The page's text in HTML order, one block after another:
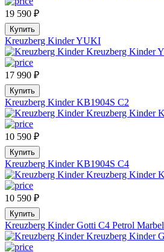
19 590 ₽
Купить
Kreuzberg Kinder YUKI
17 990 ₽
Купить
Kreuzberg Kinder KB1904S C2
10 590 ₽
Купить
Kreuzberg Kinder KB1904S C4
10 590 ₽
Купить
Kreuzberg Kinder Gotti C4 Petrol Marbel